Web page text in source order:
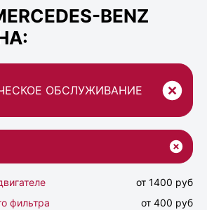
BENZ
ОБСЛУЖИВАНИЕ
от 1400 руб
фильтра
от 400 руб